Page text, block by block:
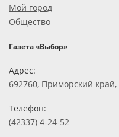
Мой город
Общество
Газета «Выбор»
Адрес:
692760, Приморский край,
Телефон:
(42337) 4-24-52